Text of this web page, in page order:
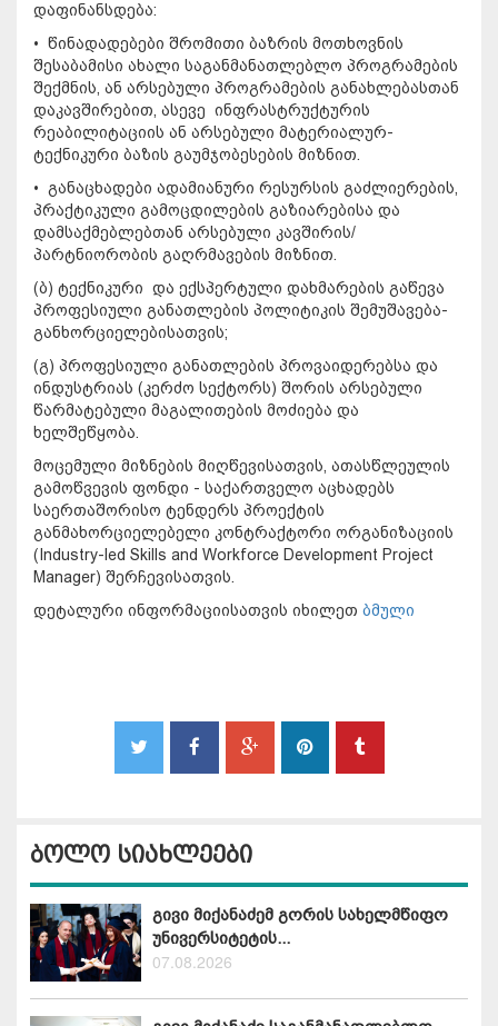
დაფინანსდება:
• წინადადებები შრომითი ბაზრის მოთხოვნის
შესაბამისი ახალი საგანმანათლებლო პროგრამების
შექმნის, ან არსებული პროგრამების განახლებასთან
დაკავშირებით, ასევე ინფრასტრუქტურის
რეაბილიტაციის ან არსებული მატერიალურ-
ტექნიკური ბაზის გაუმჯობესების მიზნით.
• განაცხადები ადამიანური რესურსის გაძლიერების,
პრაქტიკული გამოცდილების გაზიარებისა და
დამსაქმებლებთან არსებული კავშირის/
პარტნიორობის გაღრმავების მიზნით.
(ბ) ტექნიკური და ექსპერტული დახმარების გაწევა
პროფესიული განათლების პოლიტიკის შემუშავება-
განხორციელებისათვის;
(გ) პროფესიული განათლების პროვაიდერებსა და
ინდუსტრიას (კერძო სექტორს) შორის არსებული
წარმატებული მაგალითების მოძიება და
ხელშეწყობა.
მოცემული მიზნების მიღწევისათვის, ათასწლეულის
გამოწვევის ფონდი - საქართველო აცხადებს
საერთაშორისო ტენდერს პროექტის
განმახორციელებელი კონტრაქტორი ორგანიზაციის
(Industry-led Skills and Workforce Development Project
Manager) შერჩევისათვის.
დეტალური ინფორმაციისათვის იხილეთ ბმული
ბოლო სიახლეები
გივი მიქანაძემ გორის სახელმწიფო
უნივერსიტეტის...
07.08.2026